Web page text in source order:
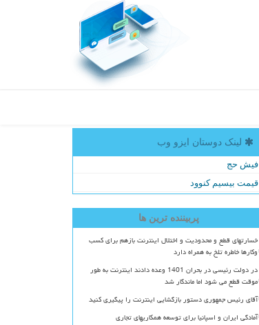
لینک دوستان ایزو وب
فیش حج
قیمت بیسیم کنوود
پربیننده ترین ها
خسارتهای قطع و محدودیت و اختلال اینترنت بازهم برای کسب
وکارها خاطره تلخ به همراه دارد
در دولت رئیسی در بحران 1401 وعده دادند اینترنت به طور
موقت قطع می شود اما ماندگار شد
آقای رئیس جمهوری دستور بازگشایی اینترنت را پیگیری کنید
آمادگی ایران و اسپانیا برای توسعه همکاریهای تجاری